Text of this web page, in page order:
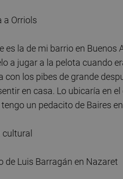
a Orriols
es la de mi barrio en
a jugar a la pelota cuando
con los pibes de grande
en casa. Lo ubicaría en
un pedacito de Baires
de Luis Barragán en Nazaret